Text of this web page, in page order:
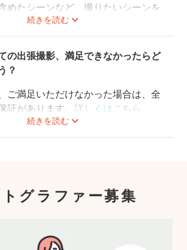
続きを読む
めたシーンなど、撮りたいシーンを
ラファーさんに相談してみてくださ
の出張撮影、満足できなかったらど
？
続きを読む
ご満足いただけなかった場合は、全
証があります。詳しくはこちら
グラファー募集